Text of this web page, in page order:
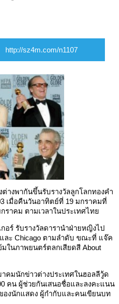
างพากันขึ้นรับรางวัลลูกโลกทองคำ
เมื่อคืนวันอาทิตย์ที่ 19 มกราคมที่
ราคม ตามเวลาในประเทศไทย
อร์ รับรางวัลดารานำฝ่ายหญิงไป
ละ Chicago ตามลำดับ ขณะที่ แจ๊ค
ในภาพยนตร์ตลกเสียดสี About
คมนักข่าวต่างประเทศในฮอลลีวู้ด
คน ผู้ช่วยกันเสนอชื่อและลงคะแนน
องนักแสดง ผู้กำกับและคนเขียนบท